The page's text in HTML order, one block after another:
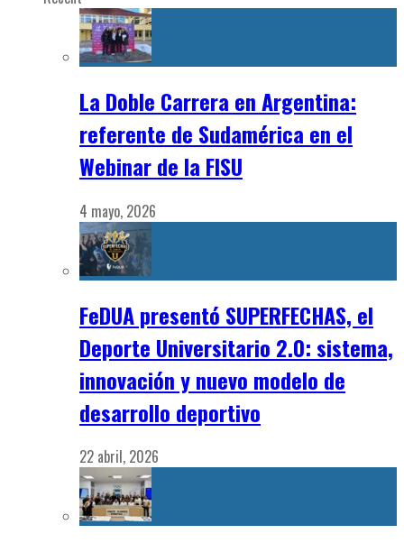
La Doble Carrera en Argentina:
referente de Sudamérica en el
Webinar de la FISU
4 mayo, 2026
FeDUA presentó SUPERFECHAS, el
Deporte Universitario 2.0: sistema,
innovación y nuevo modelo de
desarrollo deportivo
22 abril, 2026